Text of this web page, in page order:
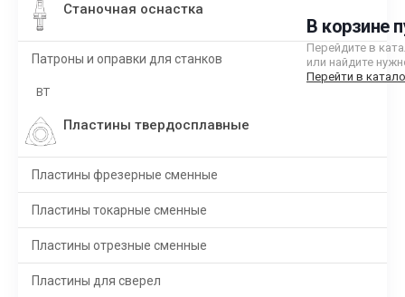
В корзине
Перейдите в
или найдите
Перейти в
Станочная оснастка
Патроны и оправки для станков
BT
Пластины твердосплавные
Пластины фрезерные сменные
Пластины токарные сменные
Пластины отрезные сменные
Пластины для сверел